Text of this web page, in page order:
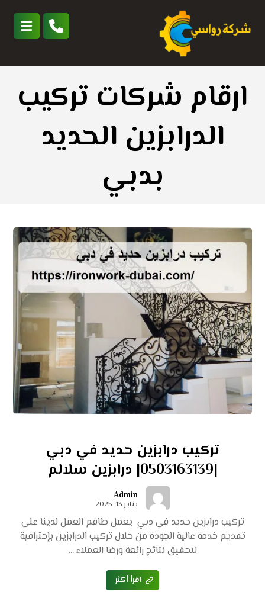
ارقام شركات تركيب
الدرابزين الحديد
بدبي
تركيب درابزين حديد في دبي
|0503163139| درابزين سلالم
Admin
يناير 13, 2025
تركيب درابزين حديد في دبي يعمل طاقم العمل لدينا على
تقديم خدمة عالية الجودة من خلال تركيب الدرابزين بإحترافية
لتحقيق نتائج رائعة ورضا العملاء ...
اقرأ أكثر